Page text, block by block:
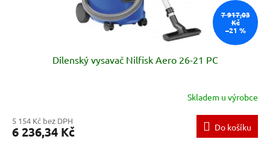
7 917,03
Kč
–21 %
Dílenský vysavač Nilfisk Aero 26-21 PC
produktu
je
Skladem u výrobce
5 154 Kč bez DPH
6 236,34 Kč Do košíku